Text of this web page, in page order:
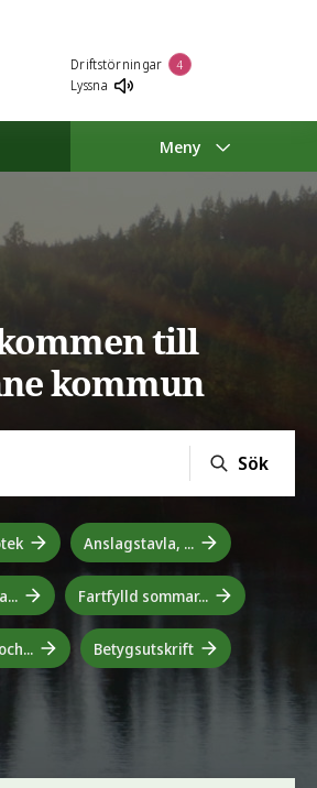
Driftstörningar 4
Lyssna
Meny
till
kommun
Sök
Anslagstavla, ...
Fartfylld sommar...
Betygsutskrift